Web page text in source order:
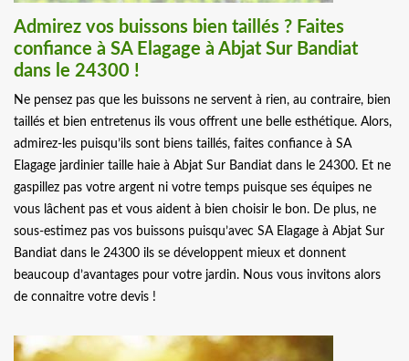
Admirez vos buissons bien taillés ? Faites
confiance à SA Elagage à Abjat Sur Bandiat
dans le 24300 !
Ne pensez pas que les buissons ne servent à rien, au contraire, bien
taillés et bien entretenus ils vous offrent une belle esthétique. Alors,
admirez-les puisqu’ils sont biens taillés, faites confiance à SA
Elagage jardinier taille haie à Abjat Sur Bandiat dans le 24300. Et ne
gaspillez pas votre argent ni votre temps puisque ses équipes ne
vous lâchent pas et vous aident à bien choisir le bon. De plus, ne
sous-estimez pas vos buissons puisqu’avec SA Elagage à Abjat Sur
Bandiat dans le 24300 ils se développent mieux et donnent
beaucoup d’avantages pour votre jardin. Nous vous invitons alors
de connaitre votre devis !